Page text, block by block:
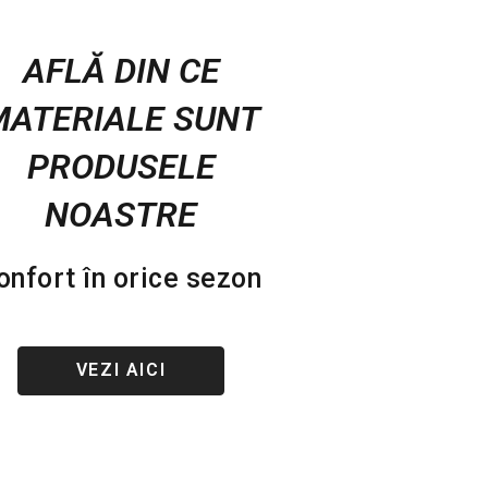
AFLĂ DIN CE
SUNT
PRODUSELE
NOASTRE
în orice sezon
VEZI AICI